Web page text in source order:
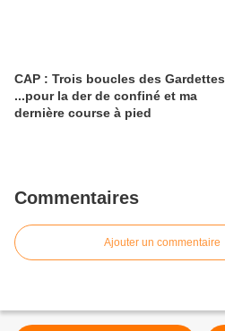
CAP : Trois boucles des Gardettes
...pour la der de confiné et ma
dernière course à pied
Commentaires
Ajouter un commentaire